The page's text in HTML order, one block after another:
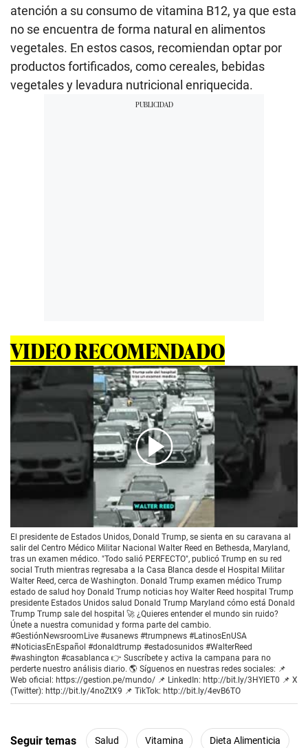
atención a su consumo de vitamina B12, ya que esta
no se encuentra de forma natural en alimentos
vegetales. En estos casos, recomiendan optar por
productos fortificados, como cereales, bebidas
vegetales y levadura nutricional enriquecida.
VIDEO RECOMENDADO
00:18
El presidente de Estados Unidos, Donald Trump, se sienta en su caravana al
salir del Centro Médico Militar Nacional Walter Reed en Bethesda, Maryland,
tras un examen médico. "Todo salió PERFECTO", publicó Trump en su red
social Truth mientras regresaba a la Casa Blanca desde el Hospital Militar
Walter Reed, cerca de Washington. Donald Trump examen médico Trump
estado de salud hoy Donald Trump noticias hoy Walter Reed hospital Trump
presidente Estados Unidos salud Donald Trump Maryland cómo está Donald
Trump Trump sale del hospital 🚀 ¿Quieres entender el mundo sin ruido?
Únete a nuestra comunidad y forma parte del cambio.
#GestiónNewsroomLive #usanews #trumpnews #LatinosEnUSA
#NoticiasEnEspañol #donaldtrump #estadosunidos #WalterReed
#washington #casablanca 👉 Suscríbete y activa la campana para no
perderte nuestro análisis diario. 🌎 Síguenos en nuestras redes sociales: 📌
Web oficial: https://gestion.pe/mundo/ 📌 LinkedIn: http://bit.ly/3HYIET0 📌 X
(Twitter): http://bit.ly/4noZtX9 📌 TikTok: http://bit.ly/4evB6TO
Seguir temas Salud Vitamina Dieta Alimenticia